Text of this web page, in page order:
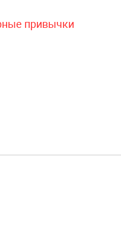
привычки